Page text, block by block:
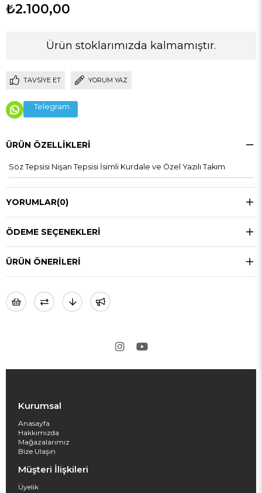
₺2.100,00
Ürün stoklarımızda kalmamıştır.
TAVSIYE ET YORUM YAZ
Telegram
ÜRÜN ÖZELLIKLERI
Söz Tepsisi Nişan Tepsisi İsimli Kurdale ve Özel Yazılı Takım
YORUMLAR(0)
ÖDEME SEÇENEKLERI
ÜRÜN ÖNERILERI
Kurumsal
Anasayfa
Hakkımızda
Mağazalarımız
Bize Ulaşın
Müşteri İlişkileri
Üyelik